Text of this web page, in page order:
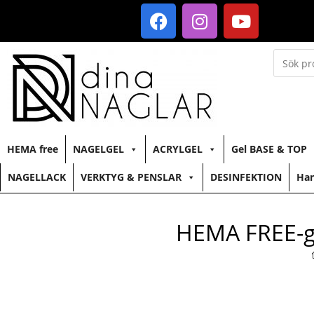
HEMA free NAGELGEL ACRYLGEL Gel BASE & TOP
NAGELLACK VERKTYG & PENSLAR DESINFEKTION
HEMA